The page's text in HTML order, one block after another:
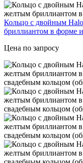
Кольцо с двойным
бриллиантом в форме
Цена по запросу